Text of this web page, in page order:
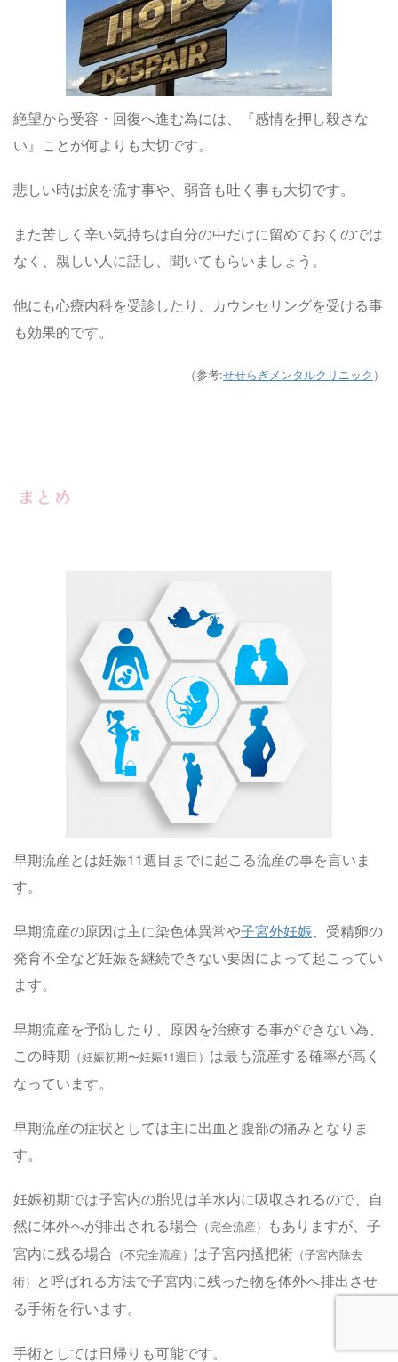
絶望から受容・回復へ進む為には、『感情を押し殺さな
い』ことが何よりも大切です。
悲しい時は涙を流す事や、弱音も吐く事も大切です。
また苦しく辛い気持ちは自分の中だけに留めておくのでは
なく、親しい人に話し、聞いてもらいましょう。
他にも心療内科を受診したり、カウンセリングを受ける事
も効果的です。
（参考:せせらぎメンタルクリニック ）
まとめ
早期流産とは妊娠11週目までに起こる流産の事を言いま
す。
早期流産の原因は主に染色体異常や子宮外妊娠、受精卵の
発育不全など妊娠を継続できない要因によって起こってい
ます。
早期流産を予防したり、原因を治療する事ができない為、
この時期 （妊娠初期〜妊娠11週目） は最も流産する確率が高く
なっています。
早期流産の症状としては主に出血と腹部の痛みとなりま
す。
妊娠初期では子宮内の胎児は羊水内に吸収されるので、自
然に体外へが排出される場合 （完全流産） もありますが、子
宮内に残る場合 （不完全流産） は子宮内搔把術 （子宮内除去
術） と呼ばれる方法で子宮内に残った物を体外へ排出させ
る手術を行います。
手術としては日帰りも可能です。